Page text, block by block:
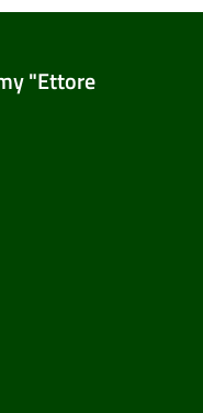
"Ettore